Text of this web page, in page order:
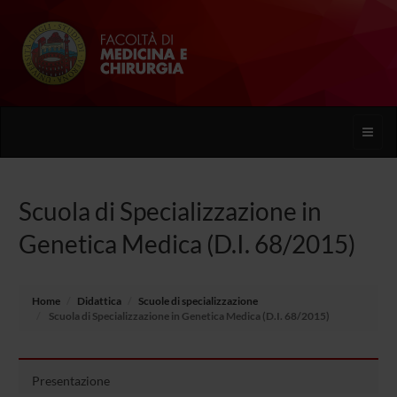
Toggle
Scuola di Specializzazione in
Genetica Medica (D.I. 68/2015)
Home Didattica
Scuole di specializzazione
Scuola di Specializzazione in Genetica Medica (D.I. 68/2015)
Presentazione